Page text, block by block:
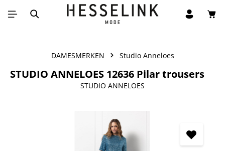
Ga naar de hoofdinhoud
DAMESMERKEN Studio Anneloes
STUDIO ANNELOES 12636 Pilar trousers
STUDIO ANNELOES